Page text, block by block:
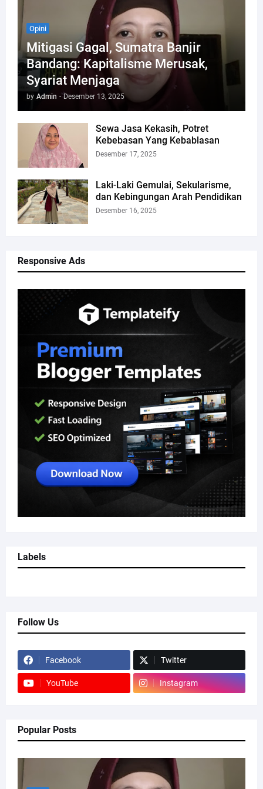
Opini
Mitigasi Gagal, Sumatra Banjir
Bandang: Kapitalisme Merusak,
Syariat Menjaga
by Admin - Desember 13, 2025
Sewa Jasa Kekasih, Potret
Kebebasan Yang Kebablasan
Desember 17, 2025
Laki-Laki Gemulai, Sekularisme,
dan Kebingungan Arah Pendidikan
Desember 16, 2025
Responsive Ads
Labels
Follow Us
Facebook Twitter
YouTube Instagram
Popular Posts